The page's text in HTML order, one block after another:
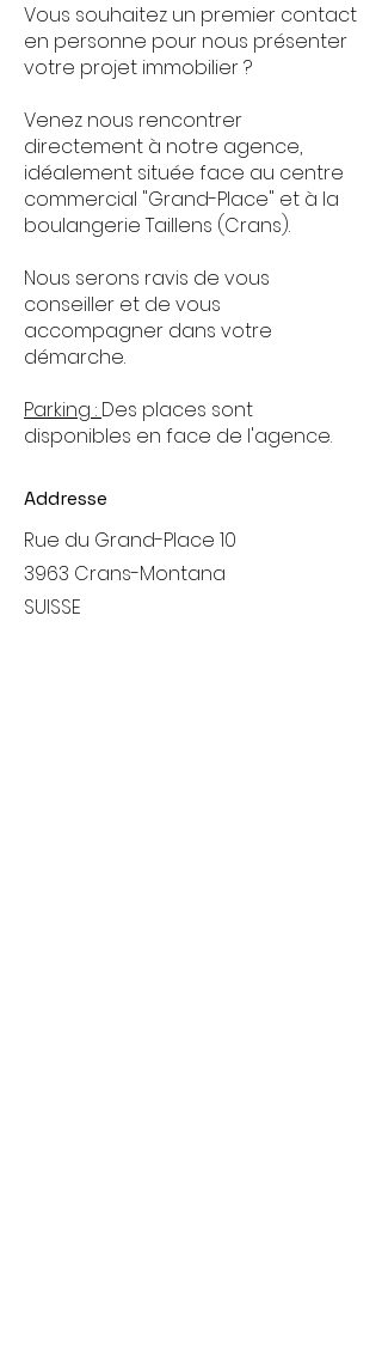
Vous souhaitez un premier contact
en personne pour nous présenter
votre projet immobilier ?
Venez nous rencontrer
directement à notre agence,
idéalement située face au centre
commercial "Grand-Place" et à la
boulangerie Taillens (Crans).
Nous serons ravis de vous
conseiller et de vous
accompagner dans votre
démarche.
Parking : Des places sont
disponibles en face de l'agence.
Addresse
Rue du Grand-Place 10
3963 Crans-Montana
SUISSE